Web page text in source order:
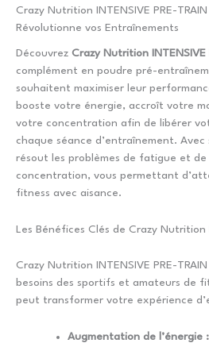
Crazy Nutrition INTENSIVE PRE-
Révolutionne vos Entraînements
Découvrez Crazy Nutrition INTENSIVE
complément en poudre pré-
souhaitent maximiser leur
booste votre énergie, accroît votre
votre concentration afin de libérer
chaque séance d’entraînement. Avec
résout les problèmes de fatigue et de
concentration, vous permettant
fitness avec aisance.
Les Bénéfices Clés de Crazy Nutrition
Crazy Nutrition INTENSIVE PRE-
besoins des sportifs et amateurs de
peut transformer votre expérience
Augmentation de l’énergie :